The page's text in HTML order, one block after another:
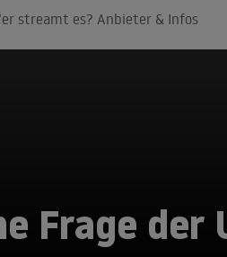
streamt es? Anbieter & Infos
Frage der